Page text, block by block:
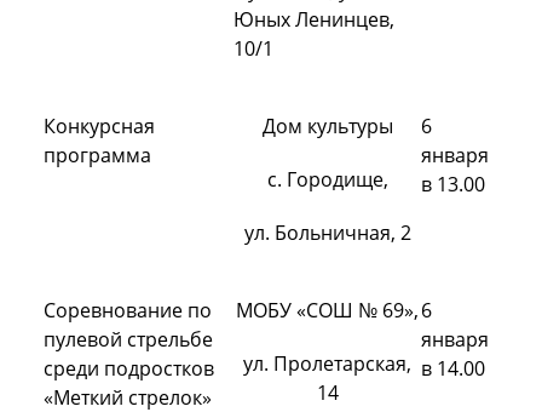
Юных Ленинцев,
10/1
Конкурсная
программа
Дом культуры
с. Городище,
ул. Больничная, 2
6
января
в 13.00
Соревнование по
пулевой стрельбе
среди подростков
«Меткий стрелок»
МОБУ «СОШ № 69»,
ул. Пролетарская,
14
6
января
в 14.00